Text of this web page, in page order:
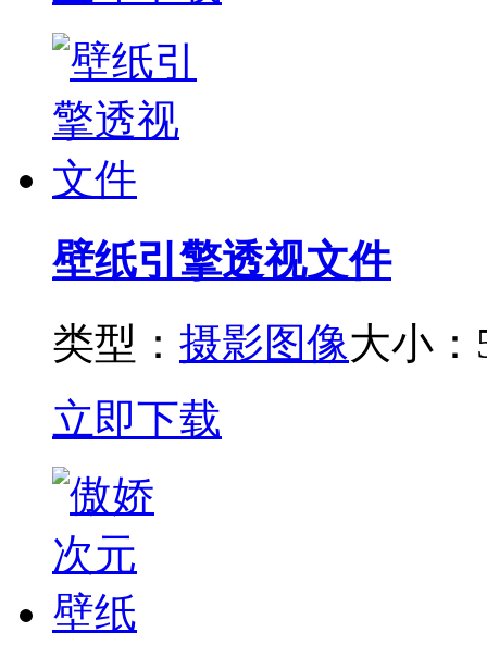
壁纸引擎透视文件
类型： 摄影图像大小：
立即下载